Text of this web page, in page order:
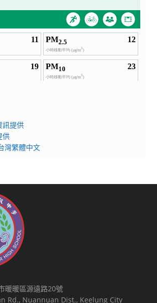
訊提供
供
灣繁體中文
暖暖區源遠路20號
Rd., Nuannuan Dist., Keelung City